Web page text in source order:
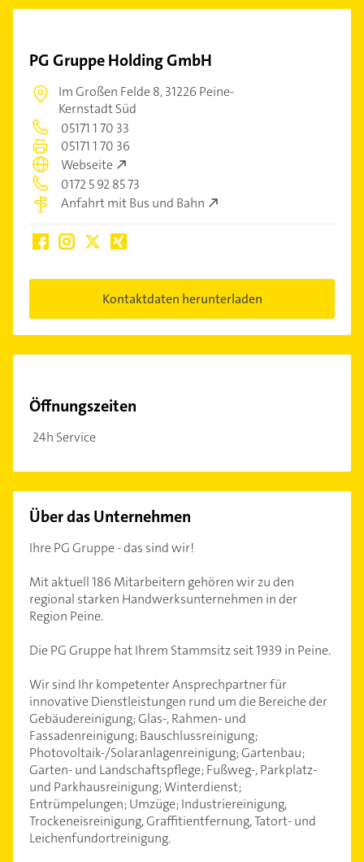
PG Gruppe Holding GmbH
Im Großen Felde 8,31226 Peine-
Kernstadt Süd
05171 1 70 33
05171 1 70 36
Webseite
0172 5 92 85 73
Anfahrt mit Bus und Bahn
Kontaktdaten herunterladen
Öffnungszeiten
24h Service
Über das Unternehmen
Ihre PG Gruppe - das sind wir!
Mit aktuell 186 Mitarbeitern gehören wir zu den
regional starken Handwerksunternehmen in der
Region Peine.
Die PG Gruppe hat Ihrem Stammsitz seit 1939 in Peine.
Wir sind Ihr kompetenter Ansprechpartner für
innovative Dienstleistungen rund um die Bereiche der
Gebäudereinigung; Glas-, Rahmen- und
Fassadenreinigung; Bauschlussreinigung;
Photovoltaik-/Solaranlagenreinigung; Gartenbau;
Garten- und Landschaftspflege; Fußweg-, Parkplatz-
und Parkhausreinigung; Winterdienst;
Entrümpelungen; Umzüge; Industriereinigung,
Trockeneisreinigung, Graffitientfernung, Tatort- und
Leichenfundortreinigung.